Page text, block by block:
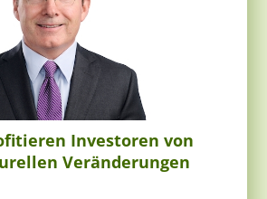
Investoren von
Veränderungen